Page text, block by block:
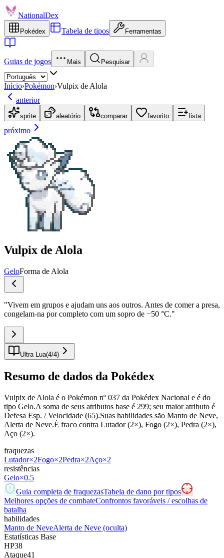
NationalDex
Pokédex Tabela de tipos Ferramentas
Guias de jogos Mais Pesquisar
Início›Pokémon›Vulpix de Alola
anterior
sprite aleatório comparar favorito lista
próximo
Vulpix de Alola
GeloForma de Alola
"Vivem em grupos e ajudam uns aos outros. Antes de comer a presa,
congelam-na por completo com um sopro de −50 °C."
Ultra Lua(4/4)
Resumo de dados da Pokédex
Vulpix de Alola é o Pokémon nº 037 da Pokédex Nacional e é do
tipo Gelo.A soma de seus atributos base é 299; seu maior atributo é
Defesa Esp. / Velocidade (65).Suas habilidades são Manto de Neve,
Alerta de Neve.É fraco contra Lutador (2×), Fogo (2×), Pedra (2×),
Aço (2×).
fraquezas
Lutador×2Fogo×2Pedra×2Aço×2
resistências
Gelo×0.5
Guia completa de fraquezasTabela de dano por tipos
Melhores opções de combateConfrontos favoráveis / escolhas de
batalha
habilidades
Manto de NeveAlerta de Neve (oculta)
Estatísticas Base
HP38
Ataque41